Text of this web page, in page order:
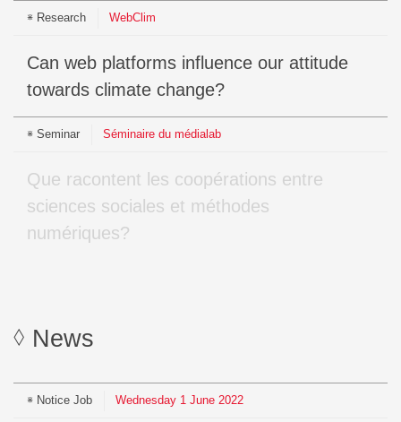
Research WebClim
Can web platforms influence our attitude
towards climate change?
Seminar Séminaire du médialab
Que racontent les coopérations entre
sciences sociales et méthodes
numériques?
News
Notice Job Wednesday 1 June 2022